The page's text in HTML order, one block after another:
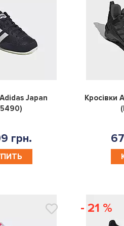
Japan
грн.
Кросівки
- 21 %